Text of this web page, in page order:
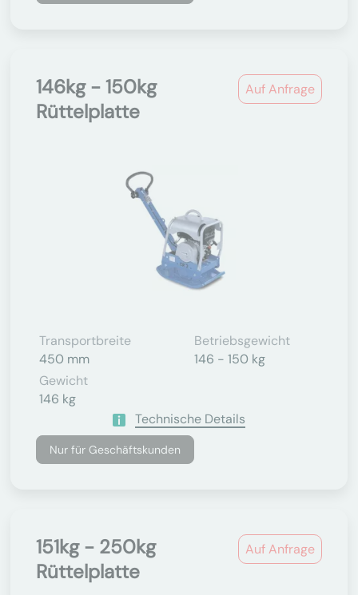
Auf Anfrage
146kg - 150kg
Rüttelplatte
Transportbreite
450 mm
Betriebsgewicht
146 - 150 kg
Gewicht
146 kg
Technische Details
Nur für Geschäftskunden
Auf Anfrage
151kg - 250kg
Rüttelplatte